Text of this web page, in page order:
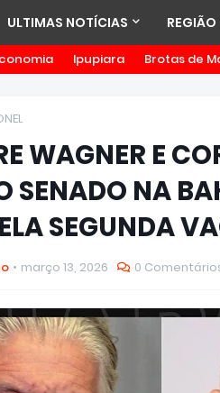
ULTIMAS NOTÍCIAS REGIÃO
Ipupiara Brotas de
WAGNER E
SENADO NA
SEGUNDA
março 13, 2026 0